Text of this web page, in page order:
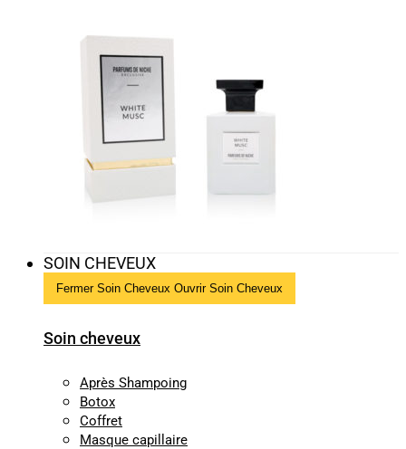
SOIN CHEVEUX
Fermer Soin Cheveux Ouvrir Soin Cheveux
Soin cheveux
Après Shampoing
Botox
Coffret
Masque capillaire